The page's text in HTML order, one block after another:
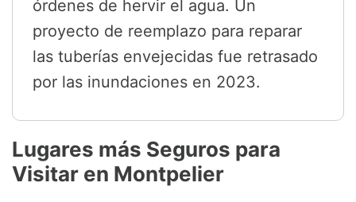
órdenes de hervir el agua. Un
proyecto de reemplazo para reparar
las tuberías envejecidas fue retrasado
por las inundaciones en 2023.
Lugares más Seguros para
Visitar en Montpelier